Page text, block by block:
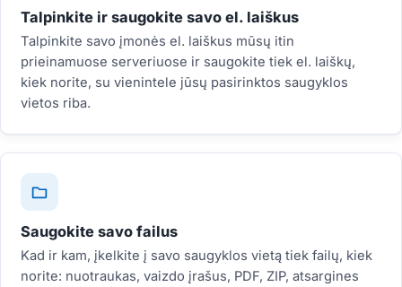
Talpinkite ir saugokite savo el. laiškus
Talpinkite savo įmonės el. laiškus mūsų itin
prieinamuose serveriuose ir saugokite tiek el. laiškų,
kiek norite, su vienintele jūsų pasirinktos saugyklos
vietos riba.
Saugokite savo failus
Kad ir kam, įkelkite į savo saugyklos vietą tiek failų, kiek
norite: nuotraukas, vaizdo įrašus, PDF, ZIP, atsargines